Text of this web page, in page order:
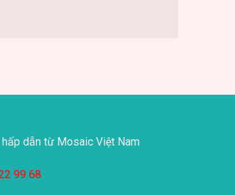
hấp dẫn từ Mosaic Việt Nam
99 68